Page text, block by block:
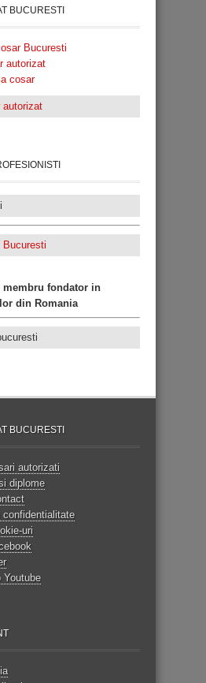
BUCURESTI
membru fondator in
din Romania
BUCURESTI
autorizati
diplome
confidentialitate
uri
Youtube